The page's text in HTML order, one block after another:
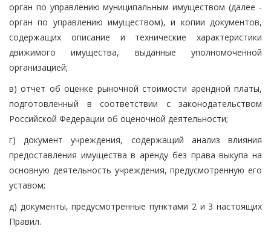
орган по управлению муниципальным имуществом (далее -
орган по управлению имуществом), и копии документов,
содержащих описание и технические характеристики
движимого имущества, выданные уполномоченной
организацией;
в) отчет об оценке рыночной стоимости арендной платы,
подготовленный в соответствии с законодательством
Российской Федерации об оценочной деятельности;
г) документ учреждения, содержащий анализ влияния
предоставления имущества в аренду без права выкупа на
основную деятельность учреждения, предусмотренную его
уставом;
д) документы, предусмотренные пунктами 2 и 3 настоящих
Правил.